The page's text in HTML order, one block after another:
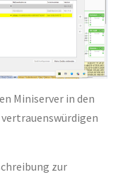
Miniserver in den
zur